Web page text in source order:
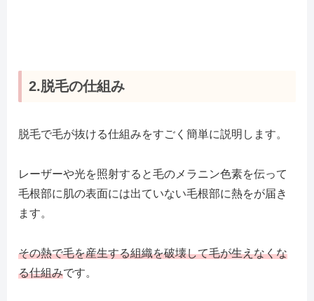
2.脱毛の仕組み
脱毛で毛が抜ける仕組みをすごく簡単に説明します。
レーザーや光を照射すると毛のメラニン色素を伝って
毛根部に肌の表面には出ていない毛根部に熱をが届き
ます。
その熱で毛を産生する組織を破壊して毛が生えなくな
る仕組みです。